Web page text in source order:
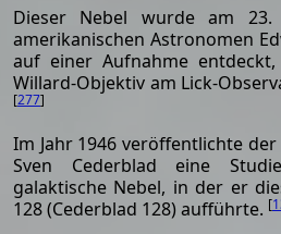
Dieser Nebel wurde am
amerikanischen Astronomen
auf einer Aufnahme
Willard-Objektiv am Lick-
[277]
Im Jahr 1946 veröffentlichte
Sven Cederblad eine
galaktische Nebel, in der er
128 (Cederblad 128) aufführte. [